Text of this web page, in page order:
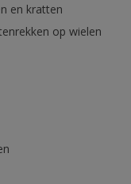
en kratten
op wielen